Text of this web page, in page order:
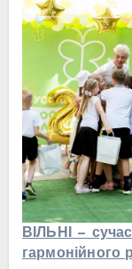
ВІЛЬНІ —
гармонійного